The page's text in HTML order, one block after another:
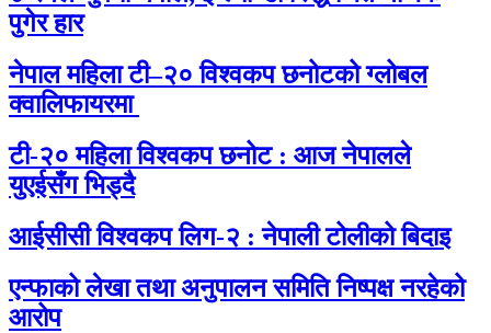
पुगेर हार
नेपाल महिला टी–२० विश्वकप छनोटको ग्लोबल
क्वालिफायरमा
टी-२० महिला विश्वकप छनोट : आज नेपालले
युएईसँग भिड्दै
आईसीसी विश्वकप लिग-२ : नेपाली टोलीको बिदाइ
एन्फाको लेखा तथा अनुपालन समिति निष्पक्ष नरहेको
आरोप